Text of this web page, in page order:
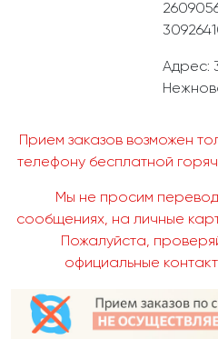
Адрес:
Прием заказов возможен
телефону бесплатной
Мы не просим
сообщениях, на личные
Пожалуйста,
официальные